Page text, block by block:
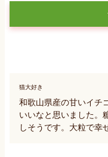
猫大好き
和歌山県産の甘いイチ
いいなと思いました。
しそうです。大粒で幸